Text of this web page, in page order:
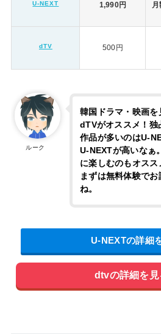
U-NEXT 1,990円
dTV 500円
ルーク
韓国ドラマ・映画
dTVがオススメ！独
作品が多いのはU-
U-NEXTが高いなぁ
に楽しむのもオスス
まずは無料体験で
ね。
U-NEXTの詳細
dtvの詳細を見